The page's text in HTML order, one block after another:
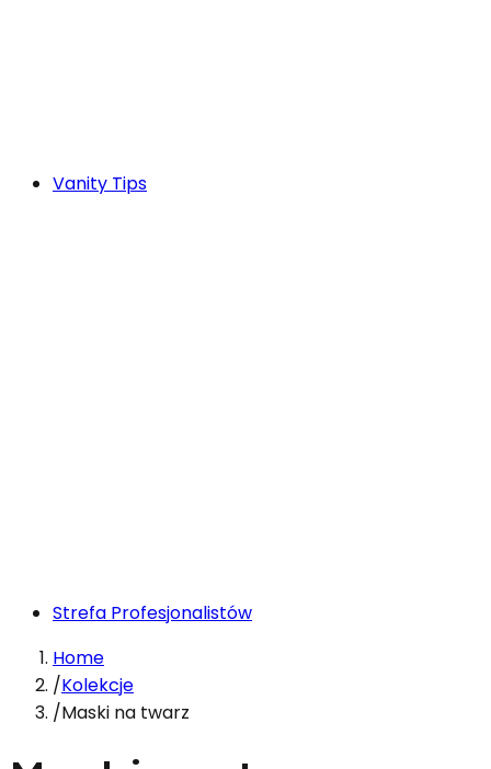
Vanity Tips
Strefa Profesjonalistów
Home
/Kolekcje
/Maski na twarz